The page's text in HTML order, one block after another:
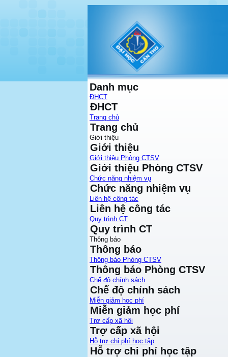
Danh mục
ĐHCT
ĐHCT
Trang chủ
Trang chủ
Giới thiệu
Giới thiệu
Giới thiệu Phòng CTSV
Giới thiệu Phòng CTSV
Chức năng nhiệm vụ
Chức năng nhiệm vụ
Liên hệ công tác
Liên hệ công tác
Quy trình CT
Quy trình CT
Thông báo
Thông báo
Thông báo Phòng CTSV
Thông báo Phòng CTSV
Chế độ chính sách
Chế độ chính sách
Miễn giảm học phí
Miễn giảm học phí
Trợ cấp xã hội
Trợ cấp xã hội
Hỗ trợ chi phí học tập
Hỗ trợ chi phí học tập